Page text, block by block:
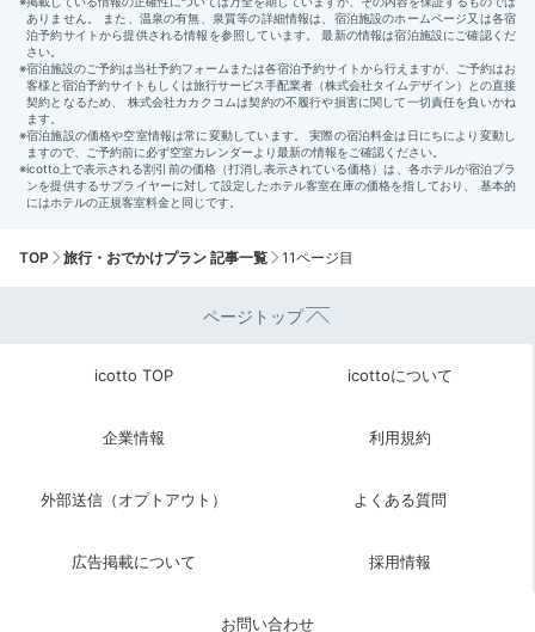
TOP 旅行・おでかけプラン 記事一覧 11ページ目
ページトップ
icotto TOP icottoについて
企業情報 利用規約
外部送信（オプトアウト） よくある質問
広告掲載について 採用情報
お問い合わせ